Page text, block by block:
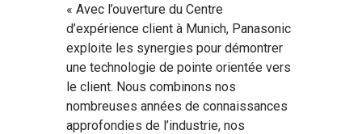
« Avec l’ouverture du Centre
d’expérience client à Munich, Panasonic
exploite les synergies pour démontrer
une technologie de pointe orientée vers
le client. Nous combinons nos
nombreuses années de connaissances
approfondies de l’industrie, nos